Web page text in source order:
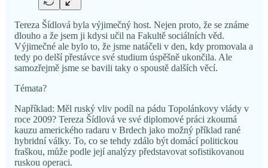
Tereza Šídlová byla výjimečný host. Nejen proto, že se známe
dlouho a že jsem ji kdysi učil na Fakultě sociálních věd.
Výjimečné ale bylo to, že jsme natáčeli v den, kdy promovala a
tedy po delší přestávce své studium úspěšně ukončila. Ale
samozřejmě jsme se bavili taky o spoustě dalších věcí.
Témata?
Například: Měl ruský vliv podíl na pádu Topolánkovy vlády v
roce 2009? Tereza Šídlová ve své diplomové práci zkoumá
kauzu amerického radaru v Brdech jako možný příklad rané
hybridní války. To, co se tehdy zdálo být domácí politickou
fraškou, může podle její analýzy představovat sofistikovanou
ruskou operaci.